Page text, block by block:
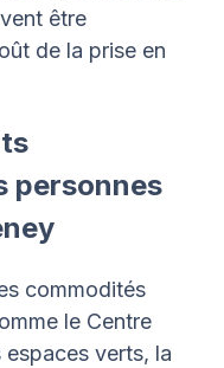
être
de la prise en
personnes
commodités
le Centre
verts, la